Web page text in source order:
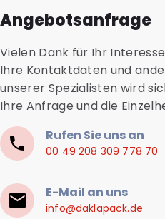
Angebotsanfrage
Vielen Dank für Ihr
Ihre Kontaktdaten und
unserer Spezialisten wird
Ihre Anfrage und die
Rufen Sie uns an
00 49 208 309 778 70
E-Mail an uns
info@daklapack.de